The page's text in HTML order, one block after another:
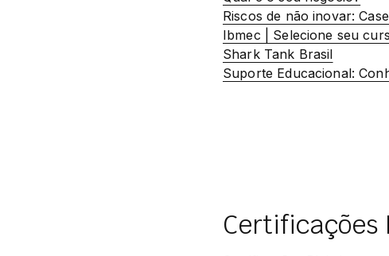
Riscos de não inovar:
Ibmec | Selecione seu
Shark Tank Brasil
Suporte Educacional:
Certificações